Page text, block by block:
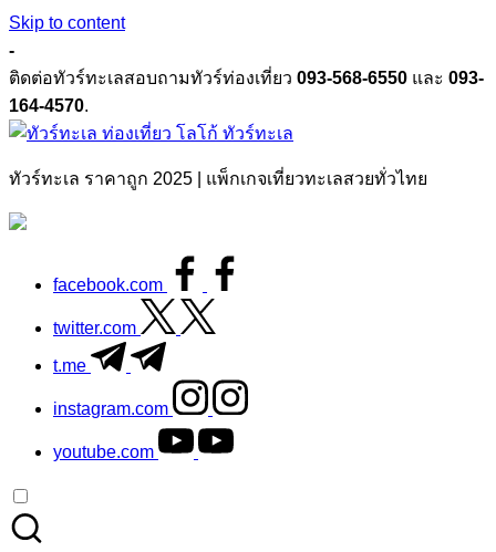
Skip to content
-
ติดต่อทัวร์ทะเลสอบถามทัวร์ท่องเที่ยว 093-568-6550 และ 093-
164-4570.
ทัวร์ทะเล
ทัวร์ทะเล ราคาถูก 2025 | แพ็กเกจเที่ยวทะเลสวยทั่วไทย
facebook.com
twitter.com
t.me
instagram.com
youtube.com